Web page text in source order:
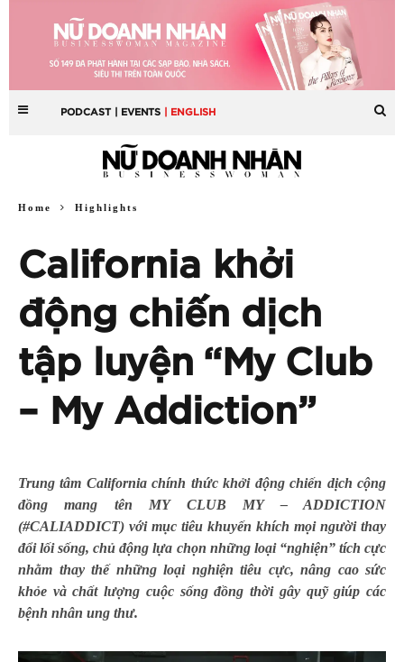
PODCAST | EVENTS | ENGLISH
Home Highlights
California khởi
động chiến dịch
tập luyện “My Club
– My Addiction”
Trung tâm California chính thức khởi động chiến dịch cộng
đồng mang tên MY CLUB MY – ADDICTION
(#CALIADDICT) với mục tiêu khuyến khích mọi người thay
đổi lối sống, chủ động lựa chọn những loại “nghiện” tích cực
nhằm thay thế những loại nghiện tiêu cực, nâng cao sức
khỏe và chất lượng cuộc sống đồng thời gây quỹ giúp các
bệnh nhân ung thư.